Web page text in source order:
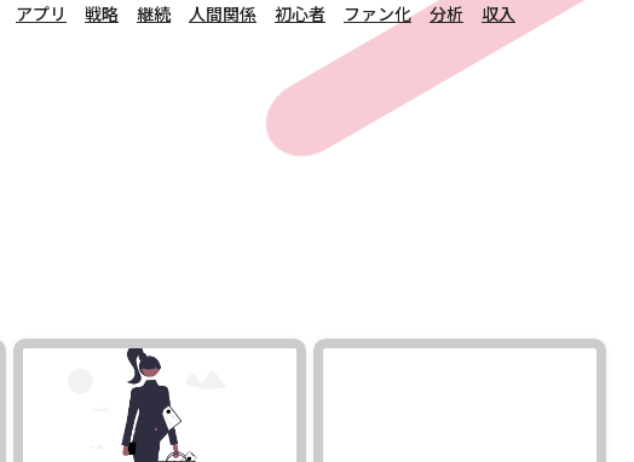
アプリ 戦略 継続 人間関係 初心者 ファン化 分析 収入